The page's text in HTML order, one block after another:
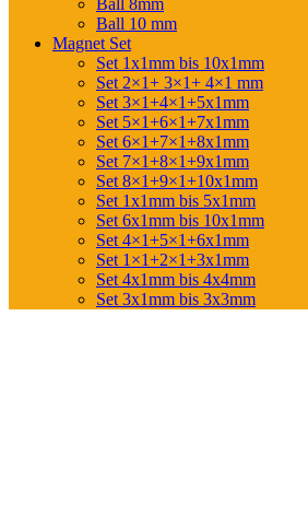
Ball 8mm
Ball 10 mm
Magnet Set
Set 1x1mm bis 10x1mm
Set 2×1+ 3×1+ 4×1 mm
Set 3×1+4×1+5x1mm
Set 5×1+6×1+7x1mm
Set 6×1+7×1+8x1mm
Set 7×1+8×1+9x1mm
Set 8×1+9×1+10x1mm
Set 1x1mm bis 5x1mm
Set 6x1mm bis 10x1mm
Set 4×1+5×1+6x1mm
Set 1×1+2×1+3x1mm
Set 4x1mm bis 4x4mm
Set 3x1mm bis 3x3mm